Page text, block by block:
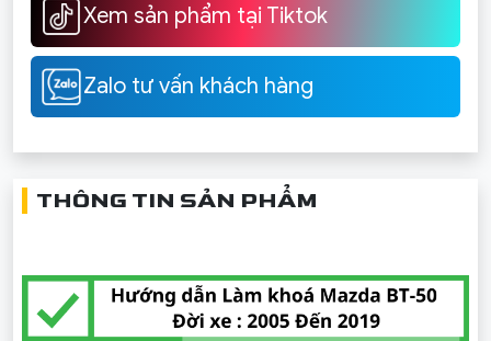
Xem sản phẩm tại Tiktok
Zalo tư vấn khách hàng
THÔNG TIN SẢN PHẨM